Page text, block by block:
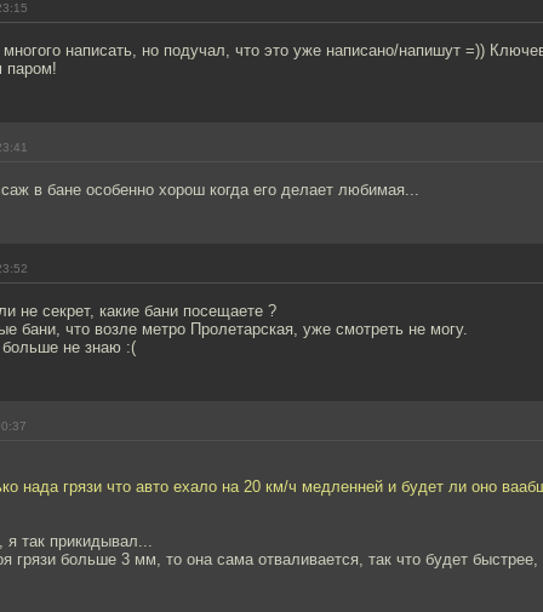
написать, но подучал, что это уже написано/напишут =))
паром!
в бане особенно хорош когда его делает любимая...
не секрет, какие бани посещаете ?
бани, что возле метро Пролетарская, уже смотреть не могу.
не знаю :(
нада грязи что авто ехало на 20 км/ч медленней и будет ли оно
я так прикидывал...
грязи больше 3 мм, то она сама отваливается, так что будет быстрее,